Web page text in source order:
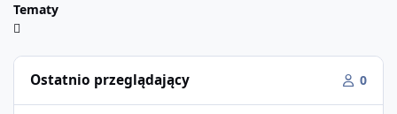
Tematy
Ostatnio przeglądający 0